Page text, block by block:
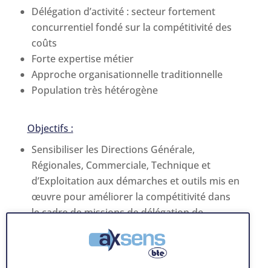
Délégation d’activité : secteur fortement
concurrentiel fondé sur la compétitivité des
coûts
Forte expertise métier
Approche organisationnelle traditionnelle
Population très hétérogène
Objectifs :
Sensibiliser les Directions Générale,
Régionales, Commerciale, Technique et
d’Exploitation aux démarches et outils mis en
œuvre pour améliorer la compétitivité dans
le cadre de missions de délégation de
production, de logistique et d’activité
administrative.
Comprendre et mettre en œuvre les